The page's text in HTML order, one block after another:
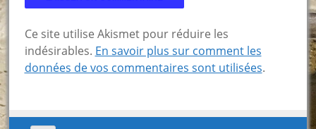
Ce site utilise Akismet pour réduire les
indésirables. En savoir plus sur comment les
données de vos commentaires sont utilisées.